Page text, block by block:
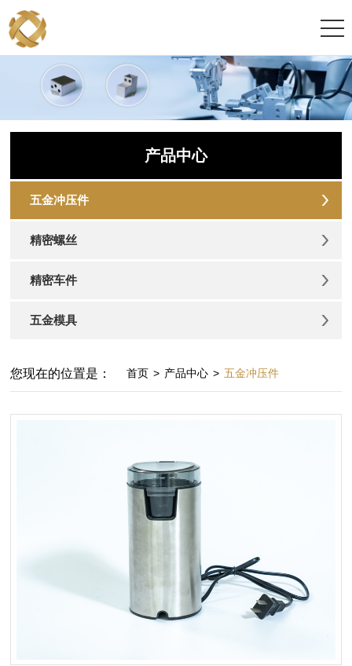
产品中心
五金冲压件
精密螺丝
精密车件
五金模具
您现在的位置是： 首页 > 产品中心 > 五金冲压件